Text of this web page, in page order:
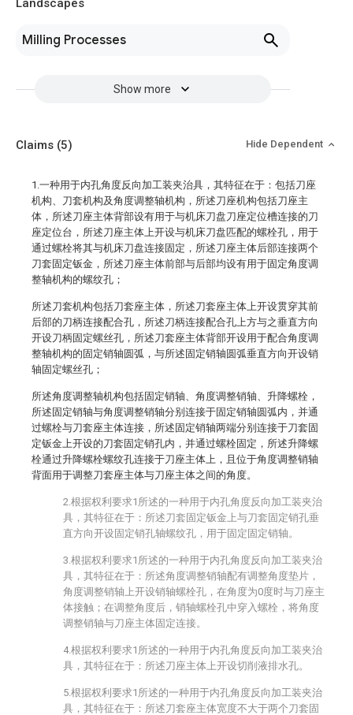
Landscapes
Milling Processes
Show more
Claims (5) Hide Dependent
1.一种用于内孔角度反向加工装夹治具，其特征在于：包括刀座
机构、刀套机构及角度调整轴机构，所述刀座机构包括刀座主
体，所述刀座主体背部设有用于与机床刀盘刀座定位槽连接的刀
座定位台，所述刀座主体上开设与机床刀盘匹配的螺栓孔，用于
通过螺栓将其与机床刀盘连接固定，所述刀座主体后部连接两个
刀套固定钣金，所述刀座主体前部与后部均设有用于固定角度调
整轴机构的螺纹孔；
所述刀套机构包括刀套座主体，所述刀套座主体上开设贯穿其前
后部的刀柄连接配合孔，所述刀柄连接配合孔上方与之垂直方向
开设刀柄固定螺丝孔，所述刀套座主体背部开设用于配合角度调
整轴机构的固定销轴圆弧，与所述固定销轴圆弧垂直方向开设销
轴固定螺丝孔；
所述角度调整轴机构包括固定销轴、角度调整销轴、升降螺栓，
所述固定销轴与角度调整销轴分别连接于固定销轴圆弧内，并通
过螺栓与刀套座主体连接，所述固定销轴两端分别连接于刀套固
定钣金上开设的刀套固定销孔内，并通过螺栓固定，所述升降螺
栓通过升降螺栓螺纹孔连接于刀座主体上，且位于角度调整销轴
背面用于调整刀套座主体与刀座主体之间的角度。
2.根据权利要求1所述的一种用于内孔角度反向加工装夹治
具，其特征在于：所述刀套固定钣金上与刀套固定销孔垂
直方向开设固定销孔轴螺纹孔，用于固定固定销轴。
3.根据权利要求1所述的一种用于内孔角度反向加工装夹治
具，其特征在于：所述角度调整销轴配有调整角度垫片，
角度调整销轴上开设销轴螺栓孔，在角度为0度时与刀座主
体接触；在调整角度后，销轴螺栓孔中穿入螺栓，将角度
调整销轴与刀座主体固定连接。
4.根据权利要求1所述的一种用于内孔角度反向加工装夹治
具，其特征在于：所述刀座主体上开设切削液排水孔。
5.根据权利要求1所述的一种用于内孔角度反向加工装夹治
具，其特征在于：所述刀套座主体宽度不大于两个刀套固